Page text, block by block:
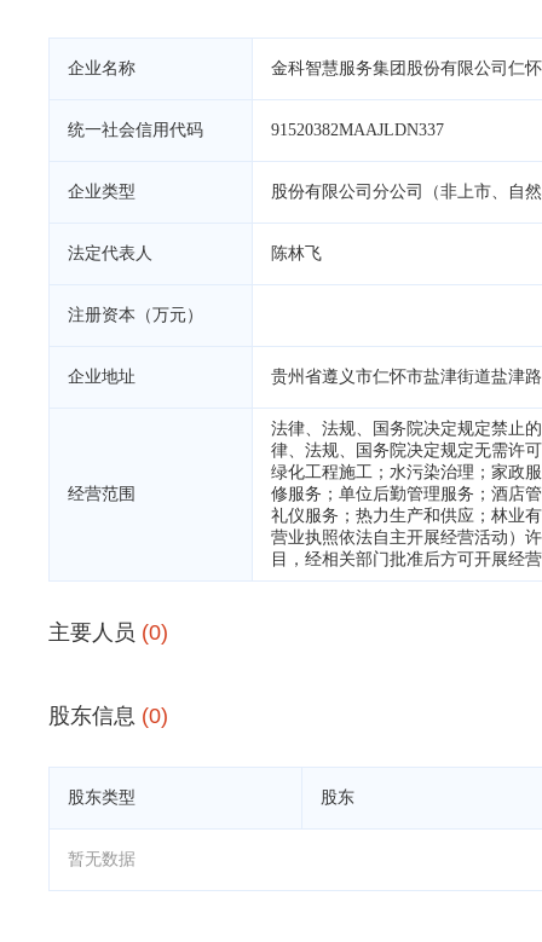
企业名称 金科智慧服务集团股份有限公司仁
统一社会信用代码 91520382MAAJLDN337
企业类型 股份有限公司分公司（非上市、自
法定代表人 陈林飞
注册资本（万元）
企业地址 贵州省遵义市仁怀市盐津街道盐津
经营范围
法律、法规、国务院决定规定禁止
律、法规、国务院决定规定无需许
绿化工程施工；水污染治理；家政
修服务；单位后勤管理服务；酒店
礼仪服务；热力生产和供应；林业
营业执照依法自主开展经营活动）
目，经相关部门批准后方可开展经
主要人员 (0)
股东信息 (0)
股东类型 股东
暂无数据